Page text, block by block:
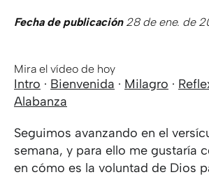
Fecha de publicación28 de ene. de
Mira el vídeo de hoy
Intro · Bienvenida · Milagro ·
Alabanza
Seguimos avanzando en el
semana, y para ello me gustaría
en cómo es la voluntad de Dios